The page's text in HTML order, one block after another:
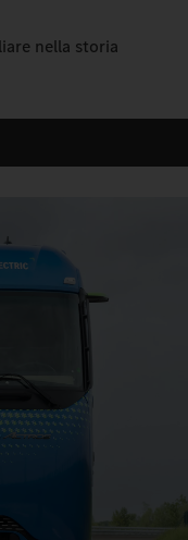
nella storia